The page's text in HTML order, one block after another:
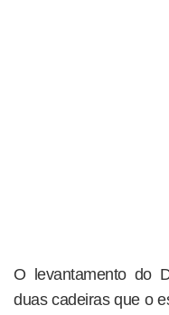
O levantamento do
duas cadeiras que o